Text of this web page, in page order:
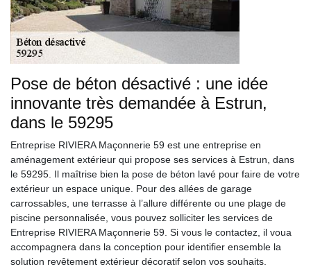
Pose de béton désactivé : une idée
innovante très demandée à Estrun,
dans le 59295
Entreprise RIVIERA Maçonnerie 59 est une entreprise en
aménagement extérieur qui propose ses services à Estrun, dans
le 59295. Il maîtrise bien la pose de béton lavé pour faire de votre
extérieur un espace unique. Pour des allées de garage
carrossables, une terrasse à l’allure différente ou une plage de
piscine personnalisée, vous pouvez solliciter les services de
Entreprise RIVIERA Maçonnerie 59. Si vous le contactez, il voua
accompagnera dans la conception pour identifier ensemble la
solution revêtement extérieur décoratif selon vos souhaits.